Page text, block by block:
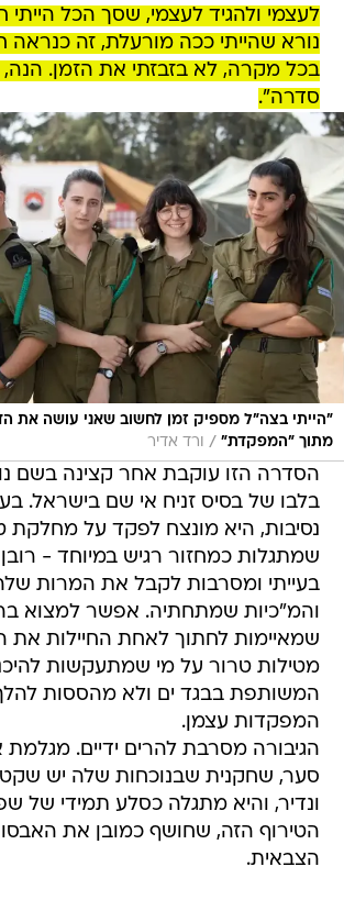
לעצמי ולהגיד לעצמי, שסך הכל הייתי
נורא שהייתי ככה מורעלת, זה כנראה
בכל מקרה, לא בזבזתי את הזמן. הנה,
סדרה".
"הייתי בצה"ל מספיק זמן לחשוב שאני עושה את
מתוך "המפקדת" / ורד אדיר
הסדרה הזו עוקבת אחר קצינה בשם
בלבו של בסיס זניח אי שם בישראל.
נסיבות, היא מונצח לפקד על מחלקת
שמתגלות כמחזור רגיש במיוחד -
בעייתי ומסרבות לקבל את המרות
והמ"כיות שמתחתיה. אפשר למצוא
שמאיימות לחתוך לאחת החיילות את
מטילות טרור על מי שמתעקשות
המשותפת בבגד ים ולא מהססות
המפקדות עצמן.
הגיבורה מסרבת להרים ידיים. מגלמת
סער, שחקנית שבנוכחות שלה יש שקט
ונדיר, והיא מתגלה כסלע תמידי של
הטירוף הזה, שחושף כמובן את
הצבאית.